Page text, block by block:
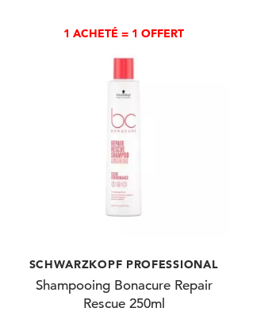
1 ACHETÉ = 1 OFFERT
SCHWARZKOPF PROFESSIONAL
Shampooing Bonacure Repair
Rescue 250ml